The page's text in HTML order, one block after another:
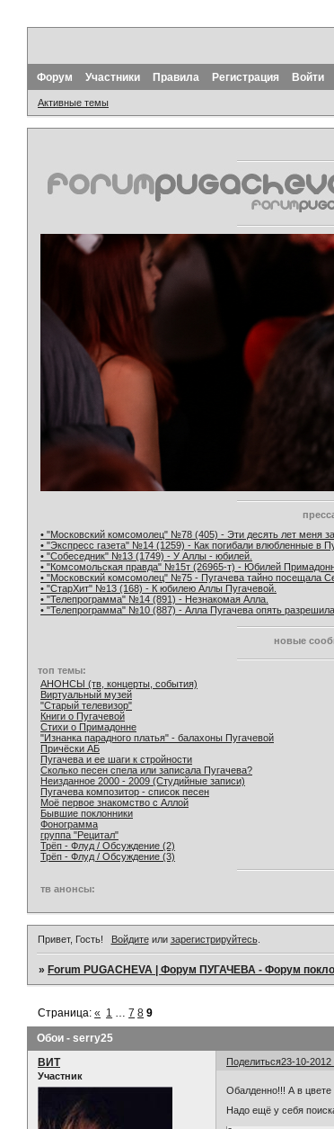
Форум Участники Правила Регистрация Войти
Активные темы
• "Московский комсомолец" №78 (405) - Эти десять лет меня
• "Экспресс газета" №14 (1259) - Как погибали влюбленные в
• "Собеседник" №13 (1749) - У Аллы - юбилей.
• "Комсомольская правда" №15т (26965-т) - Юбилей
• "Московский комсомолец" №75 - Пугачева тайно посещала
• "СтарХит" №13 (168) - К юбилею Аллы Пугачевой.
• "Телепрограмма" №14 (891) - Незнакомая Алла.
• "Телепрограмма" №10 (887) - Алла Пугачева опять разрешила
новые
топ темы:
АНОНСЫ (тв, концерты, события)
Виртуальный музей
"Старый телевизор"
Книги о Пугачевой
Стихи о Примадонне
"Изнанка парадного платья" - балахоны Пугачевой
Причёски АБ
Пугачева и ее шаги к стройности
Сколько песен спела или записала Пугачева?
Неизданное 2000 - 2009 (Студийные записи)
Пугачева композитор - список песен
Моё первое знакомство с Аллой
Бывшие поклонники
Фонограмма
группа "Рецитал"
Трёп - Флуд / Обсуждение (2)
Трёп - Флуд / Обсуждение (3)
тв анонсы:
Привет, Гость! Войдитеили зарегистрируйтесь.
»Forum PUGACHEVA | Форум ПУГАЧЕВА - Форум
Обои - serry25
Страница:« 1 … 7 8 9
Поделиться23-10-2012
ВИТ
Участник
Обалденно!!! А в цвете
Надо ещё у себя